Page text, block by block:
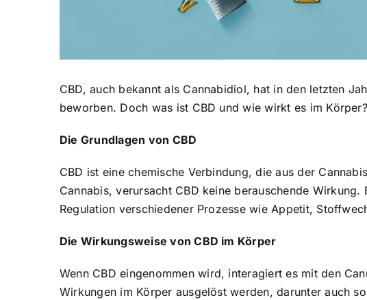
CBD, auch bekannt als Cannabidiol, hat in den letzten
beworben. Doch was ist CBD und wie wirkt es im Körper?
Die Grundlagen von CBD
CBD ist eine chemische Verbindung, die aus der
Cannabis, verursacht CBD keine berauschende
Regulation verschiedener Prozesse wie Appetit,
Die Wirkungsweise von CBD im Körper
Wenn CBD eingenommen wird, interagiert es mit den
Wirkungen im Körper ausgelöst werden, darunter auch